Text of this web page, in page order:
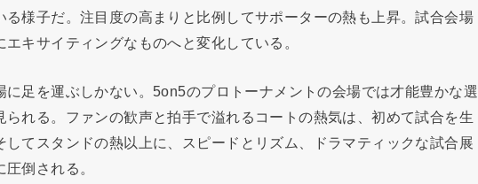
る様子だ。注目度の高まりと比例してサポーターの熱も上昇。試合会場
キサイティングなものへと変化している。
に足を運ぶしかない。5on5のプロトーナメントの会場では才能豊かな選
られる。ファンの歓声と拍手で溢れるコートの熱気は、初めて試合を生
してスタンドの熱以上に、スピードとリズム、ドラマティックな試合展
倒される。